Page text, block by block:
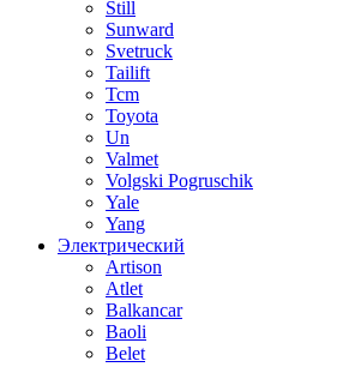
Still
Sunward
Svetruck
Tailift
Tcm
Toyota
Un
Valmet
Volgski Pogruschik
Yale
Yang
Электрический
Artison
Atlet
Balkancar
Baoli
Belet